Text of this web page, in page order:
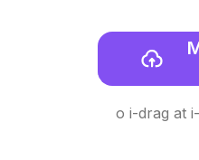
o i-drag at